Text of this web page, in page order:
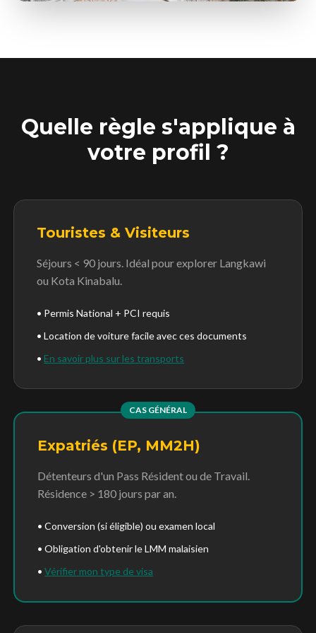
Quelle règle s'applique à
votre profil ?
Touristes & Visiteurs
Séjours < 90 jours. Idéal pour explorer Langkawi
ou Kota Kinabalu.
• Permis National + PCI requis
• Location de voiture facile avec ces documents
• En savoir plus sur les transports
CAS GÉNÉRAL
Expatriés (EP, MM2H)
Détenteurs d'un Pass Résident ou de Travail.
Résidence > 180 jours par an.
• Conversion (si éligible) ou examen local
• Obligation d'obtenir le LMM malaisien
•Vérifier mon type de visa